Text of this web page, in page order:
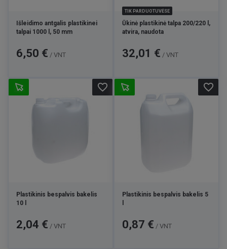
Išleidimo antgalis plastikinei
talpai 1000 l, 50 mm
Kaina
6,50 € / VNT
TIK PARDUOTUVĖSE
Ūkinė plastikinė talpa 200/220 l,
atvira, naudota
Kaina
32,01 € / VNT
Plastikinis bespalvis bakelis
10 l
Kaina
2,04 € / VNT
favorite_border
Plastikinis bespalvis bakelis 5
Kaina
0,87 € / VNT
favorite_border